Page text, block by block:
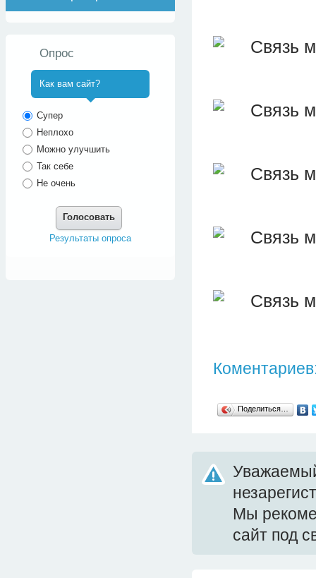
Поделиться…
Мы
сайт под
Опрос
Как вам сайт?
Супер
Неплохо
Можно улучшить
Так себе
Не очень
Голосовать
Результаты опроса